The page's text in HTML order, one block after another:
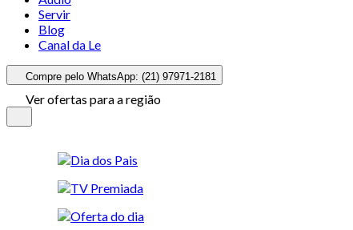
Servir
Blog
Canal da Le
Compre pelo WhatsApp: (21) 97971-2181
Ver ofertas para a região